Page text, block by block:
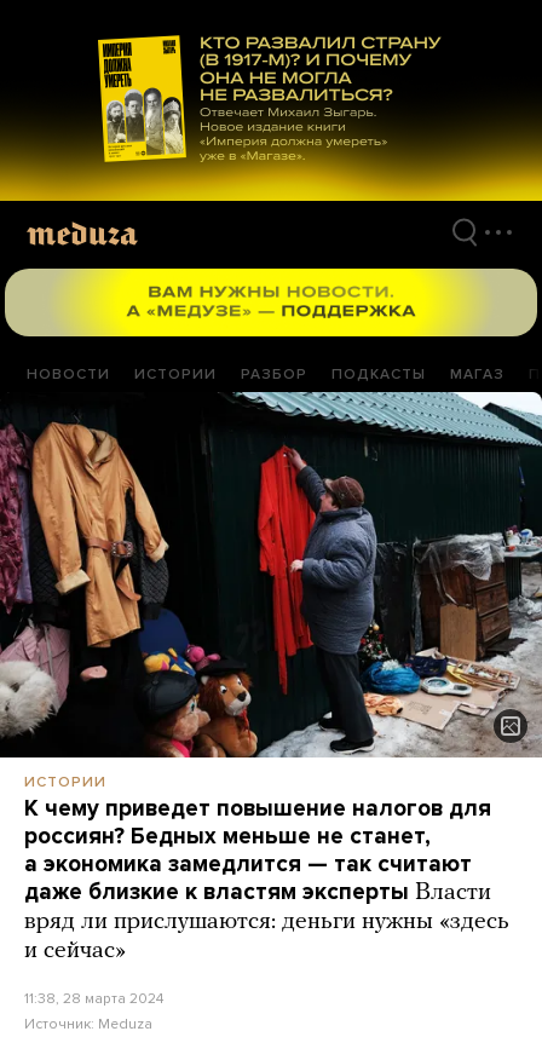
материалам
НОВОСТИ ИСТОРИИ РАЗБОР ПОДКАСТЫ МАГАЗ
ИСТОРИИ
К чему приведет повышение налогов для
россиян? Бедных меньше не станет,
а экономика замедлится — так считают
даже близкие к властям эксперты Власти
вряд ли прислушаются: деньги нужны «здесь
и сейчас»
11:38, 28 марта 2024
Источник: Meduza